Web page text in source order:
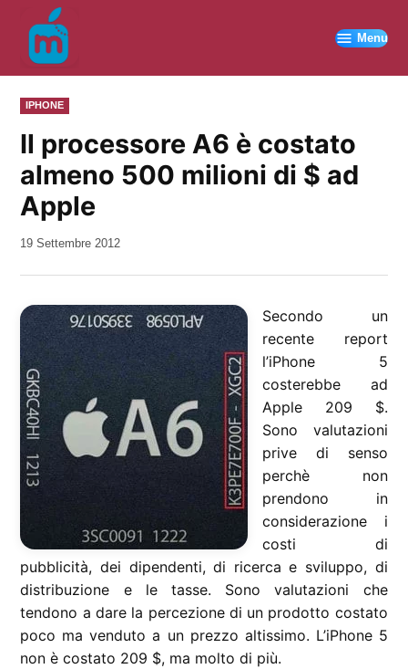
contenuto
Menu
PUBBLICATO
IN
IPHONE
Il processore A6 è costato
almeno 500 milioni di $ ad
Apple
da
19 Settembre 2012
Secondo un
recente report
l’iPhone 5
costerebbe ad
Apple 209 $.
Sono valutazioni
prive di senso
perchè non
prendono in
considerazione i
costi di
pubblicità, dei dipendenti, di ricerca e sviluppo, di
distribuzione e le tasse. Sono valutazioni che
tendono a dare la percezione di un prodotto costato
poco ma venduto a un prezzo altissimo. L’iPhone 5
non è costato 209 $, ma molto di più.